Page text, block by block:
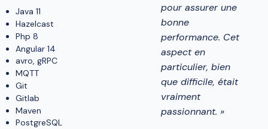
Java 11
Hazelcast
Php 8
Angular 14
avro, gRPC
MQTT
Git
Gitlab
Maven
PostgreSQL
pour assurer une
bonne
performance. Cet
aspect en
particulier, bien
que difficile, était
vraiment
passionnant. »